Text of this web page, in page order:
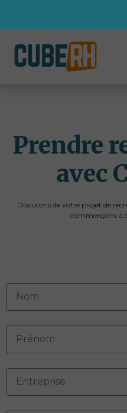
Prendre
avec
Discutons de votre projet de
commençons à